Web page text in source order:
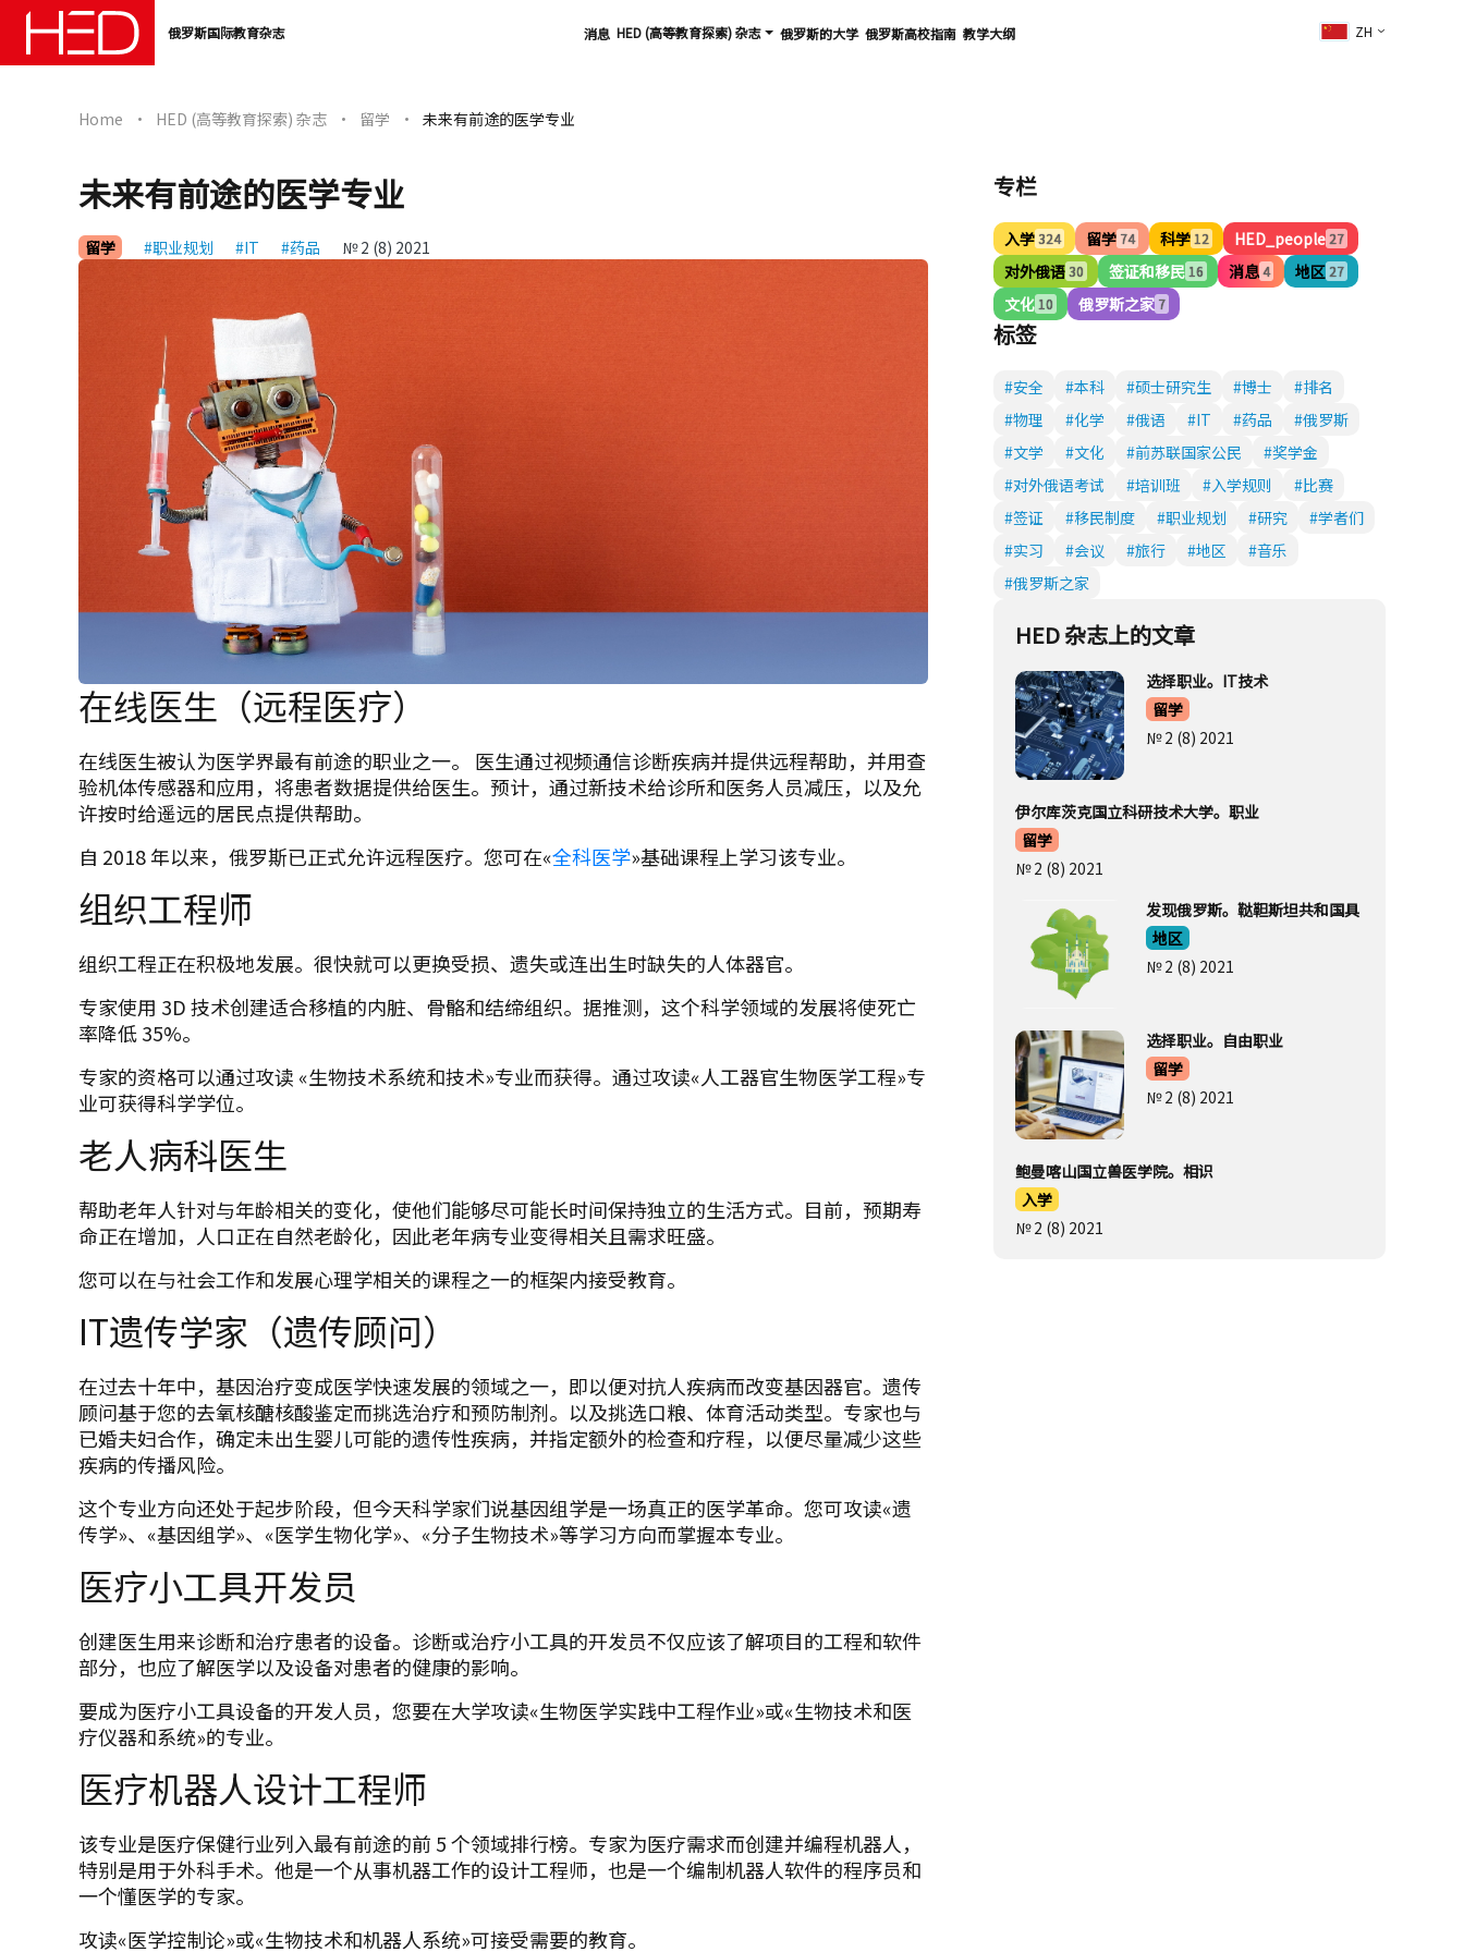
俄罗斯国际教育杂志 消息 HED (高等教育探索) 杂志 俄罗斯的大学 俄罗斯高校指南 教学大纲 ZH
Home HED (高等教育探索) 杂志 留学 未来有前途的医学专业
未来有前途的医学专业
留学 #职业规划 #IT #药品 № 2 (8) 2021
在线医生（远程医疗）
在线医生被认为医学界最有前途的职业之一。 医生通过视频通信诊断疾病并提供远程帮助，并用查
验机体传感器和应用，将患者数据提供给医生。预计，通过新技术给诊所和医务人员减压，以及允
许按时给遥远的居民点提供帮助。
自 2018 年以来，俄罗斯已正式允许远程医疗。您可在«全科医学»基础课程上学习该专业。
组织工程师
组织工程正在积极地发展。很快就可以更换受损、遗失或连出生时缺失的人体器官。
专家使用 3D 技术创建适合移植的内脏、骨骼和结缔组织。据推测，这个科学领域的发展将使死亡
率降低 35%。
专家的资格可以通过攻读 «生物技术系统和技术»专业而获得。通过攻读«人工器官生物医学工程»专
业可获得科学学位。
老人病科医生
帮助老年人针对与年龄相关的变化，使他们能够尽可能长时间保持独立的生活方式。目前，预期寿
命正在增加，人口正在自然老龄化，因此老年病专业变得相关且需求旺盛。
您可以在与社会工作和发展心理学相关的课程之一的框架内接受教育。
IT遗传学家（遗传顾问）
在过去十年中，基因治疗变成医学快速发展的领域之一，即以便对抗人疾病而改变基因器官。遗传
顾问基于您的去氧核醣核酸鉴定而挑选治疗和预防制剂。以及挑选口粮、体育活动类型。专家也与
已婚夫妇合作，确定未出生婴儿可能的遗传性疾病，并指定额外的检查和疗程，以便尽量减少这些
疾病的传播风险。
这个专业方向还处于起步阶段，但今天科学家们说基因组学是一场真正的医学革命。您可攻读«遗
传学»、«基因组学»、«医学生物化学»、«分子生物技术»等学习方向而掌握本专业。
医疗小工具开发员
创建医生用来诊断和治疗患者的设备。诊断或治疗小工具的开发员不仅应该了解项目的工程和软件
部分，也应了解医学以及设备对患者的健康的影响。
要成为医疗小工具设备的开发人员，您要在大学攻读«生物医学实践中工程作业»或«生物技术和医
疗仪器和系统»的专业。
医疗机器人设计工程师
该专业是医疗保健行业列入最有前途的前 5 个领域排行榜。专家为医疗需求而创建并编程机器人，
特别是用于外科手术。他是一个从事机器工作的设计工程师，也是一个编制机器人软件的程序员和
一个懂医学的专家。
攻读«医学控制论»或«生物技术和机器人系统»可接受需要的教育。
专栏
入学324 留学 74 科学 12 HED_people27
对外俄语30 签证和移民 16 消息4 地区 27
文化 10 俄罗斯之家 7
标签
#安全 #本科 #硕士研究生 #博士
#排名
#物理
#化学 #俄语 #IT #药品
#俄罗斯
#文学
#文化 #前苏联国家公民
#奖学金
#对外俄语考试
#培训班 #入学规则
#比赛
#签证
#移民制度 #职业规划 #研究
#学者们
#实习
#会议 #旅行 #地区
#音乐
#俄罗斯之家
HED 杂志上的文章
选择职业。IT技术
留学
№ 2 (8) 2021
伊尔库茨克国立科研技术大学。职业
留学
№ 2 (8) 2021
发现俄罗斯。鞑靼斯坦共和国具
地区
№ 2 (8) 2021
选择职业。自由职业
留学
№ 2 (8) 2021
鲍曼喀山国立兽医学院。相识
入学
№ 2 (8) 2021